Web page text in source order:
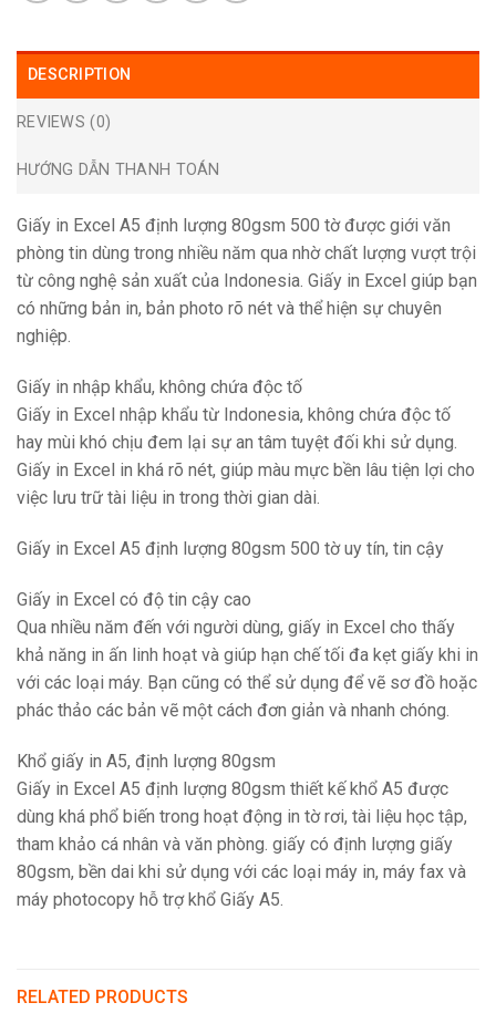
DESCRIPTION
REVIEWS (0)
HƯỚNG DẪN THANH TOÁN
Giấy in Excel A5 định lượng 80gsm 500 tờ được giới văn
phòng tin dùng trong nhiều năm qua nhờ chất lượng vượt trội
từ công nghệ sản xuất của Indonesia. Giấy in Excel giúp bạn
có những bản in, bản photo rõ nét và thể hiện sự chuyên
nghiệp.
Giấy in nhập khẩu, không chứa độc tố
Giấy in Excel nhập khẩu từ Indonesia, không chứa độc tố
hay mùi khó chịu đem lại sự an tâm tuyệt đối khi sử dụng.
Giấy in Excel in khá rõ nét, giúp màu mực bền lâu tiện lợi cho
việc lưu trữ tài liệu in trong thời gian dài.
Giấy in Excel A5 định lượng 80gsm 500 tờ uy tín, tin cậy
Giấy in Excel có độ tin cậy cao
Qua nhiều năm đến với người dùng, giấy in Excel cho thấy
khả năng in ấn linh hoạt và giúp hạn chế tối đa kẹt giấy khi in
với các loại máy. Bạn cũng có thể sử dụng để vẽ sơ đồ hoặc
phác thảo các bản vẽ một cách đơn giản và nhanh chóng.
Khổ giấy in A5, định lượng 80gsm
Giấy in Excel A5 định lượng 80gsm thiết kế khổ A5 được
dùng khá phổ biến trong hoạt động in tờ rơi, tài liệu học tập,
tham khảo cá nhân và văn phòng. giấy có định lượng giấy
80gsm, bền dai khi sử dụng với các loại máy in, máy fax và
máy photocopy hỗ trợ khổ Giấy A5.
RELATED PRODUCTS